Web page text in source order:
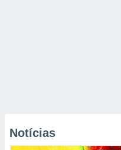
Notícias